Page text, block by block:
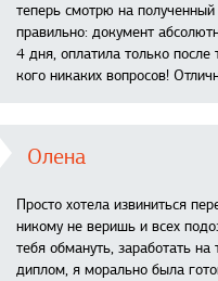
теперь смотрю на
правильно: документ
4 дня, оплатила только после
кого никаких вопросов!
Олена
Просто хотела извиниться
никому не веришь и всех
тебя обмануть, заработать на
диплом, я морально была